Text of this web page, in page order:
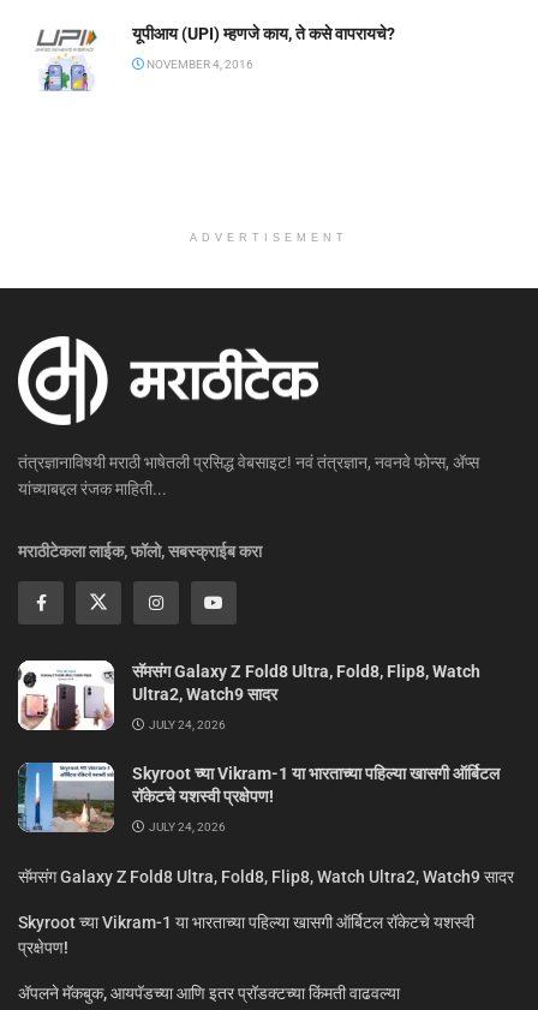
यूपीआय (UPI) म्हणजे काय, ते कसे वापरायचे?
NOVEMBER 4, 2016
ADVERTISEMENT
तंत्रज्ञानाविषयी मराठी भाषेतली प्रसिद्ध वेबसाइट! नवं तंत्रज्ञान, नवनवे फोन्स, ॲप्स
यांच्याबद्दल रंजक माहिती...
मराठीटेकला लाईक, फॉलो, सबस्क्राईब करा
सॅमसंग Galaxy Z Fold8 Ultra, Fold8, Flip8, Watch
Ultra2, Watch9 सादर
JULY 24, 2026
Skyroot च्या Vikram-1 या भारताच्या पहिल्या खासगी ऑर्बिटल
रॉकेटचे यशस्वी प्रक्षेपण!
JULY 24, 2026
सॅमसंग Galaxy Z Fold8 Ultra, Fold8, Flip8, Watch Ultra2, Watch9 सादर
Skyroot च्या Vikram-1 या भारताच्या पहिल्या खासगी ऑर्बिटल रॉकेटचे यशस्वी
प्रक्षेपण!
ॲपलने मॅकबुक, आयपॅडच्या आणि इतर प्रॉडक्टच्या किंमती वाढवल्या